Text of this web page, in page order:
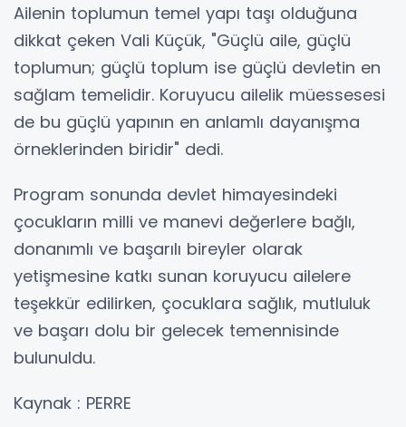
Ailenin toplumun temel yapı taşı olduğuna
dikkat çeken Vali Küçük, "Güçlü aile, güçlü
toplumun; güçlü toplum ise güçlü devletin en
sağlam temelidir. Koruyucu ailelik müessesesi
de bu güçlü yapının en anlamlı dayanışma
örneklerinden biridir" dedi.
Program sonunda devlet himayesindeki
çocukların milli ve manevi değerlere bağlı,
donanımlı ve başarılı bireyler olarak
yetişmesine katkı sunan koruyucu ailelere
teşekkür edilirken, çocuklara sağlık, mutluluk
ve başarı dolu bir gelecek temennisinde
bulunuldu.
Kaynak : PERRE